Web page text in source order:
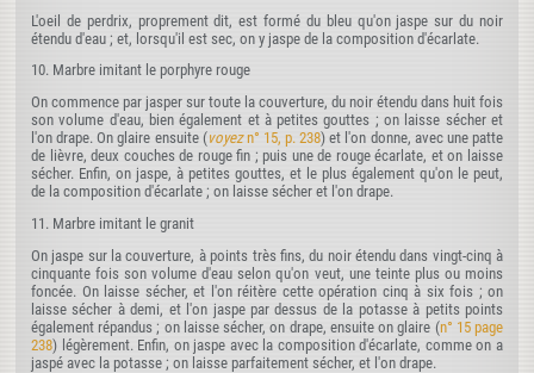
L'oeil de perdrix, proprement dit, est formé du bleu qu'on jaspe sur du noir
étendu d'eau ; et, lorsqu'il est sec, on y jaspe de la composition d'écarlate.
10. Marbre imitant le porphyre rouge
On commence par jasper sur toute la couverture, du noir étendu dans huit fois
son volume d'eau, bien également et à petites gouttes ; on laisse sécher et
l'on drape. On glaire ensuite (voyezn° 15, p. 238) et l'on donne, avec une patte
de lièvre, deux couches de rouge fin ; puis une de rouge écarlate, et on laisse
sécher. Enfin, on jaspe, à petites gouttes, et le plus également qu'on le peut,
de la composition d'écarlate ; on laisse sécher et l'on drape.
11. Marbre imitant le granit
On jaspe sur la couverture, à points très fins, du noir étendu dans vingt-cinq à
cinquante fois son volume d'eau selon qu'on veut, une teinte plus ou moins
foncée. On laisse sécher, et l'on réitère cette opération cinq à six fois ; on
laisse sécher à demi, et l'on jaspe par dessus de la potasse à petits points
également répandus ; on laisse sécher, on drape, ensuite on glaire (n° 15 page
238) légèrement. Enfin, on jaspe avec la composition d'écarlate, comme on a
jaspé avec la potasse ; on laisse parfaitement sécher, et l'on drape.